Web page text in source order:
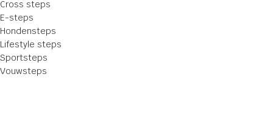
Cross steps
E-steps
Hondensteps
Lifestyle steps
Sportsteps
Vouwsteps